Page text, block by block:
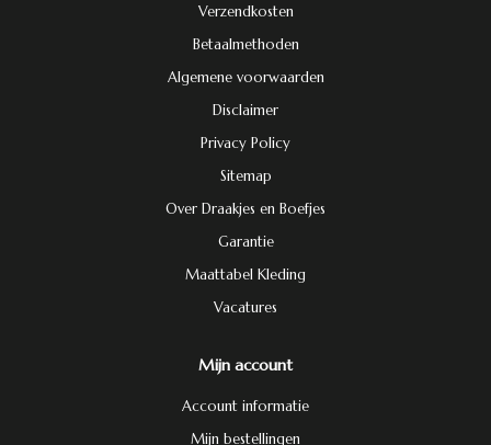
Verzendkosten
Betaalmethoden
Algemene voorwaarden
Disclaimer
Privacy Policy
Sitemap
Over Draakjes en Boefjes
Garantie
Maattabel Kleding
Vacatures
Mijn account
Account informatie
Mijn bestellingen